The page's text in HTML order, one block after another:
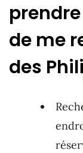
de me
des